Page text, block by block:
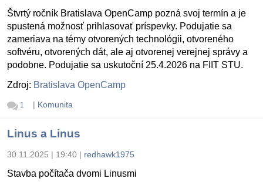
Štvrtý ročník Bratislava OpenCamp pozná svoj termín a je
spustená možnosť prihlasovať príspevky. Podujatie sa
zameriava na témy otvorených technológii, otvoreného
softvéru, otvorených dát, ale aj otvorenej verejnej správy a
podobne. Podujatie sa uskutoční 25.4.2026 na FIIT STU.
Zdroj: Bratislava OpenCamp
1 | Komunita
Linus a Linus
30.11.2025 | 19:40 | redhawk1975
Stavba počítača dvomi Linusmi